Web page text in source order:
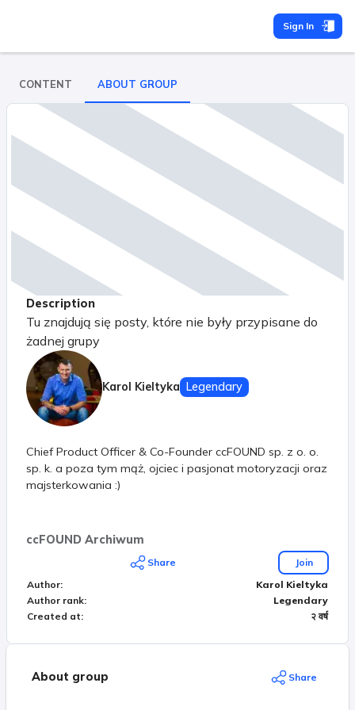
Sign In
CONTENT ABOUT GROUP
Description
Tu znajdują się posty, które nie były przypisane do
żadnej grupy
Karol Kieltyka Legendary
Chief Product Officer & Co-Founder ccFOUND sp. z o. o.
sp. k. a poza tym mąż, ojciec i pasjonat motoryzacji oraz
majsterkowania :)
ccFOUND Archiwum
Share
Join
Author:
Karol Kieltyka
Author rank:
Legendary
Created at: २ वर्ष
About group Share